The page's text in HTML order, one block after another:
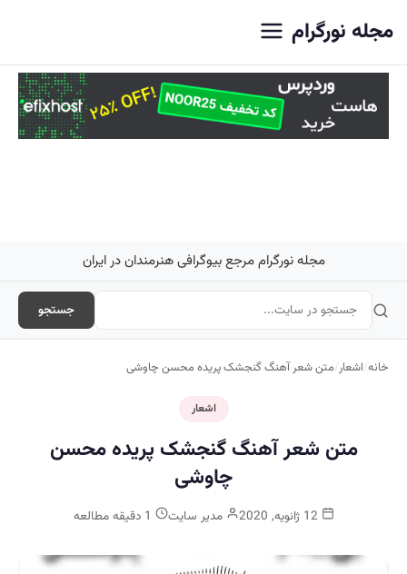
مجله نورگرام
مجله نورگرام مرجع بیوگرافی هنرمندان در ایران
جستجو
خانه/اشعار/متن شعر آهنگ گنجشک پریده محسن چاوشی
اشعار
متن شعر آهنگ گنجشک پریده محسن
چاوشی
مدیر سایت